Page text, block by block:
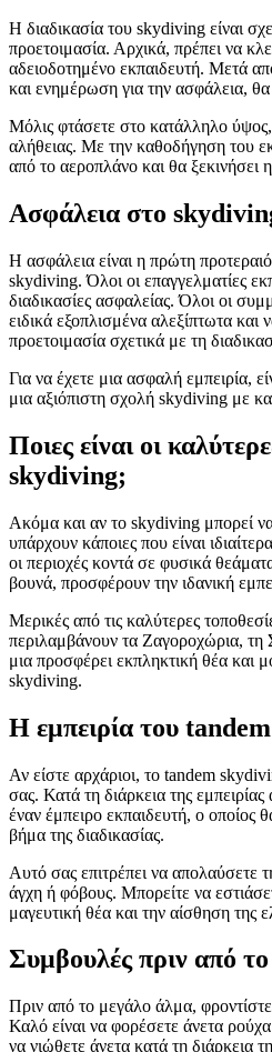
Η διαδικασία του skydiving είναι
προετοιμασία. Αρχικά, πρέπει να
αδειοδοτημένο εκπαιδευτή. Μετά
και ενημέρωση για την ασφάλεια, θα
Μόλις φτάσετε στο κατάλληλο ύψος,
αλήθειας. Με την καθοδήγηση του
από το αεροπλάνο και θα ξεκινήσει
Ασφάλεια στο
Η ασφάλεια είναι η πρώτη
skydiving. Όλοι οι επαγγελματίες
διαδικασίες ασφαλείας. Όλοι οι
ειδικά εξοπλισμένα αλεξίπτωτα και
προετοιμασία σχετικά με τη
Για να έχετε μια ασφαλή εμπειρία,
μια αξιόπιστη σχολή skydiving με
Ποιες είναι οι
skydiving;
Ακόμα και αν το skydiving μπορεί να
υπάρχουν κάποιες που είναι
οι περιοχές κοντά σε φυσικά
βουνά, προσφέρουν την ιδανική
Μερικές από τις καλύτερες
περιλαμβάνουν τα Ζαγοροχώρια, τη
μια προσφέρει εκπληκτική θέα και
skydiving.
Η εμπειρία του
Αν είστε αρχάριοι, το tandem
σας. Κατά τη διάρκεια της
έναν έμπειρο εκπαιδευτή, ο οποίος
βήμα της διαδικασίας.
Αυτό σας επιτρέπει να απολαύσετε
άγχη ή φόβους. Μπορείτε να
μαγευτική θέα και την αίσθηση της
Συμβουλές πριν από
Πριν από το μεγάλο άλμα,
Καλό είναι να φορέσετε άνετα
να νιώθετε άνετα κατά τη διάρκεια